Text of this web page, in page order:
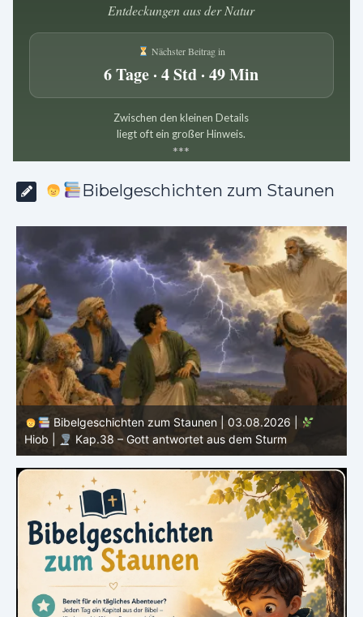
Entdeckungen aus der Natur
Nächster Beitrag in
6 Tage · 4 Std · 49 Min
Zwischen den kleinen Details
liegt oft ein großer Hinweis.
***
Bibelgeschichten zum Staunen
Bibelgeschichten zum Staunen | 02.08.2026 |
Hiob |
Kap.37 – Elihu staunt über Gottes Stimme im
Donner